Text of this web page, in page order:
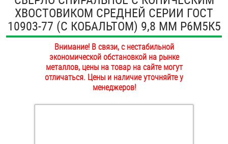
ОПЛАТА И ДОСТАВКА
НАШИ МАГАЗИНЫ
Втулки
Дюбели
Дюймовый крепёж
ХВОСТОВИКОМ СРЕДНЕЙ СЕРИИ ГОСТ
10903-77 (С КОБАЛЬТОМ) 9,8 ММ Р6М5К5
Внимание! В связи, с нестабильной
экономической обстановкой на рынке
металлов, цены на товар на сайте могут
отличаться. Цены и наличие уточняйте у
менеджеров!